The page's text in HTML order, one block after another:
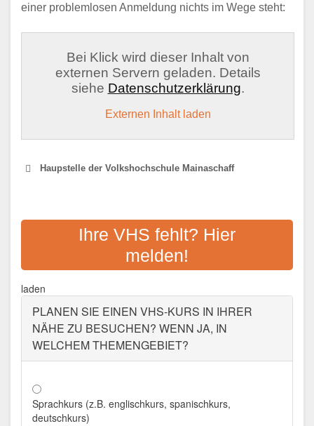
einer problemlosen Anmeldung nichts im Wege steht:
Bei Klick wird dieser Inhalt von
externen Servern geladen. Details
siehe Datenschutzerklärung.
Externen Inhalt laden
Haupstelle der Volkshochschule Mainaschaff
VHS ASCHAFFENBURG
Adresse: Luitpoldstr. 2, 63739 Aschaffenburg
Ihre VHS fehlt? Hier
melden!
laden
PLANEN SIE EINEN VHS-KURS IN IHRER
NÄHE ZU BESUCHEN? WENN JA, IN
WELCHEM THEMENGEBIET?
Sprachkurs (z.B. englischkurs, spanischkurs,
deutschkurs)